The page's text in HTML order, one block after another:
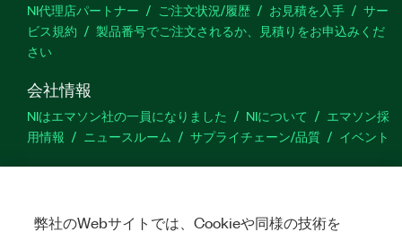
NI代理店パートナー ご注文状況/履歴 お見積を入手
サー
ビス規約
製品番号でご注文されるか、見積りをお申込みくだ
さい
会社情報
NIはエマソン社の一員になりました NIについて
エマソン採
用情報
ニュースルーム サプライチェーン/品質 イベント
サポート
ム
製品のアクティブ化 サポートリクエスト サイトに関
弊社のWebサイトでは、Cookieや同様の技術を